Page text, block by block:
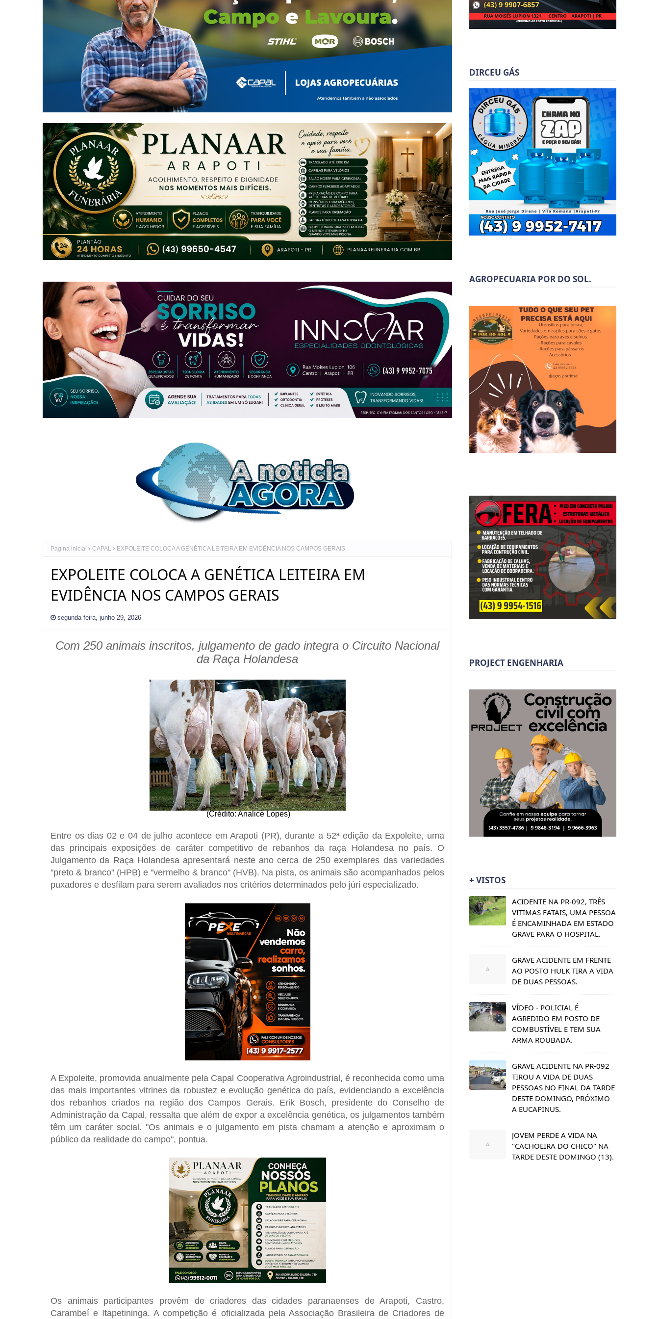
Página inicial CAPAL EXPOLEITE COLOCA A GENÉTICA LEITEIRA EM EVIDÊNCIA NOS CAMPOS GERAIS
EXPOLEITE COLOCA A GENÉTICA LEITEIRA EM
EVIDÊNCIA NOS CAMPOS GERAIS
segunda-feira, junho 29, 2026
Com 250 animais inscritos, julgamento de gado integra o Circuito Nacional
da Raça Holandesa
(Crédito: Analice Lopes)
Entre os dias 02 e 04 de julho acontece em Arapoti (PR), durante a 52ª edição da Expoleite, uma
das principais exposições de caráter competitivo de rebanhos da raça Holandesa no país. O
Julgamento da Raça Holandesa apresentará neste ano cerca de 250 exemplares das variedades
"preto & branco" (HPB) e "vermelho & branco" (HVB). Na pista, os animais são acompanhados pelos
puxadores e desfilam para serem avaliados nos critérios determinados pelo júri especializado.
A Expoleite, promovida anualmente pela Capal Cooperativa Agroindustrial, é reconhecida como uma
das mais importantes vitrines da robustez e evolução genética do país, evidenciando a excelência
dos rebanhos criados na região dos Campos Gerais. Erik Bosch, presidente do Conselho de
Administração da Capal, ressalta que além de expor a excelência genética, os julgamentos também
têm um caráter social. "Os animais e o julgamento em pista chamam a atenção e aproximam o
público da realidade do campo", pontua.
Os animais participantes provêm de criadores das cidades paranaenses de Arapoti, Castro,
Carambeí e Itapetininga. A competição é oficializada pela Associação Brasileira de Criadores de
DIRCEU GÁS
AGROPECUARIA POR DO SOL.
PROJECT ENGENHARIA
+ VISTOS
ACIDENTE NA PR-092, TRÊS
VITIMAS FATAIS, UMA PESSOA
É ENCAMINHADA EM ESTADO
GRAVE PARA O HOSPITAL.
GRAVE ACIDENTE EM FRENTE
AO POSTO HULK TIRA A VIDA
DE DUAS PESSOAS.
VÍDEO - POLICIAL É
AGREDIDO EM POSTO DE
COMBUSTÍVEL E TEM SUA
ARMA ROUBADA.
GRAVE ACIDENTE NA PR-092
TIROU A VIDA DE DUAS
PESSOAS NO FINAL DA TARDE
DESTE DOMINGO, PRÓXIMO
A EUCAPINUS.
JOVEM PERDE A VIDA NA
"CACHOEIRA DO CHICO" NA
TARDE DESTE DOMINGO (13).